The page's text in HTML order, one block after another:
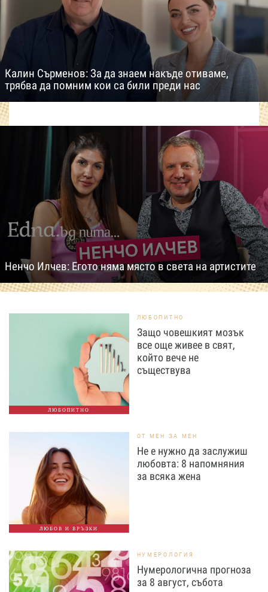
Калин Сърменов: За да знаем накъде отиваме,
трябва да помним кои са били преди нас
Ненчо Илчев: Егото няма място в света на артистите
ЛЮБОПИТНО
ЛЮБОПИТНО
Защо човешкият мозък
все още живее в свят,
който вече не
съществува
ЛЮБОВ И ВРЪЗКИ
ОТ МЕН ЗА МЕН
Не е нужно да заслужиш
любовта: 8 напомняния
за всяка жена
НУМЕРОЛОГИЯ
Нумерологична прогноза
за 8 август, събота